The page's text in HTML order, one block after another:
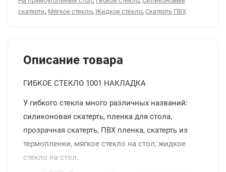
скатерти, Мягкое стекло, Жидкое стекло, Скатерть ПВХ
Описание товара
ГИБКОЕ СТЕКЛО 1001 НАКЛАДКА
У гибкого стекла много различных названий:
силиконовая скатерть, пленка для стола,
прозрачная скатерть, ПВХ пленка, скатерть из
термопленки, мягкое стекло на стол, жидкое
стекло на стол.